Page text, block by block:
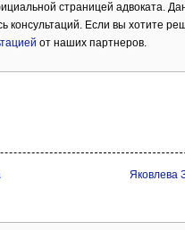
страницей адвоката.
консультаций. Если вы хотите
от наших партнеров.
Яковлева